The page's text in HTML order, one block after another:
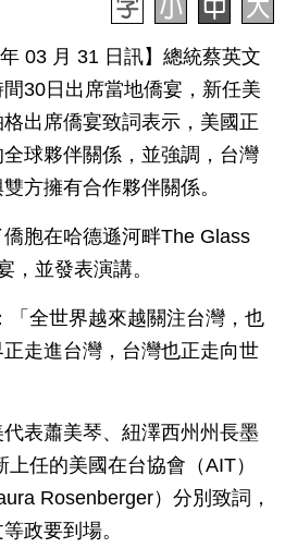
03 月 31 日訊】總統蔡英文
30日出席當地僑宴，新任美
出席僑宴致詞表示，美國正
球夥伴關係，並強調，台灣
方擁有合作夥伴關係。
胞在哈德遜河畔The Glass
，並發表演講。
「全世界越來越關注台灣，也
走進台灣，台灣也正走向世
表蕭美琴、紐澤西州州長墨
任的美國在台協會（AIT）
Rosenberger）分別致詞，
政要到場。